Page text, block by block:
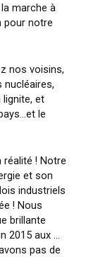
marche à
pour notre
nos voisins,
et
le
réalité ! Notre
et son
industriels
! Nous
brillante
2015 aux …
pas de